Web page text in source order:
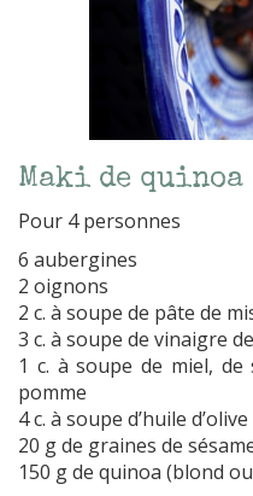
Maki de quinoa
Pour 4 personnes
6 aubergines
2 oignons
2 c. à soupe de pâte de
3 c. à soupe de vinaigre
1 c. à soupe de miel,
pomme
4 c. à soupe d’huile d’olive
20 g de graines de
150 g de quinoa (blond